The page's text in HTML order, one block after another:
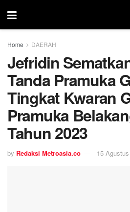
Home DAERAH
Jefridin
Tanda Pramuka
Tingkat Kwaran
Pramuka
Tahun 2023
by Redaksi Metroasia.co 15